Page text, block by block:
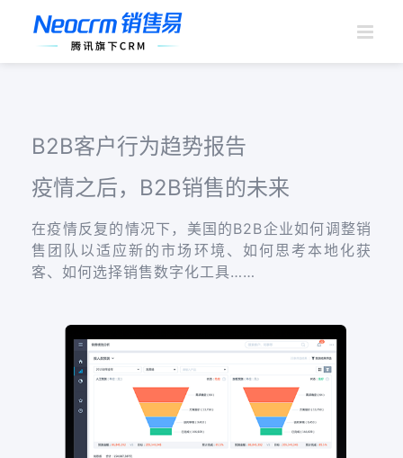
容
B2B客户行为趋势报告
疫情之后，B2B销售的未来
在疫情反复的情况下，美国的B2B企业如何调整销
售团队以适应新的市场环境、如何思考本地化获
客、如何选择销售数字化工具……